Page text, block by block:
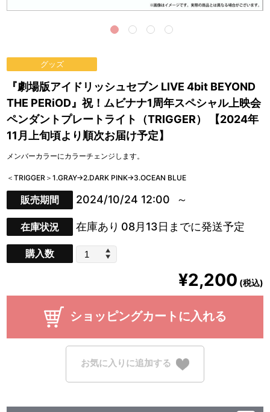
グッズ
『劇場版アイドリッシュセブン LIVE 4bit BEYOND
THE PERiOD』祝！ムビナナ1周年スペシャル上映会
ペンダントプレートライト（TRIGGER） 【2024年
11月上旬頃より順次お届け予定】
メンバーカラーにカラーチェンジします。
＜TRIGGER＞1.GRAY→2.DARK PINK→3.OCEAN BLUE
販売期間 2024/10/24 12:00
在庫状況 在庫あり 08月13日までに発送予定
購入数
¥2,200 (税込)
ショッピングカートに入れる
お気に入りに追加する